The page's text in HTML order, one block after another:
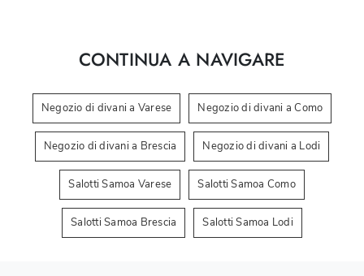
CONTINUA A NAVIGARE
Negozio di divani a Varese Negozio di divani a Como
Negozio di divani a Brescia Negozio di divani a Lodi
Salotti Samoa Varese Salotti Samoa Como
Salotti Samoa Brescia Salotti Samoa Lodi